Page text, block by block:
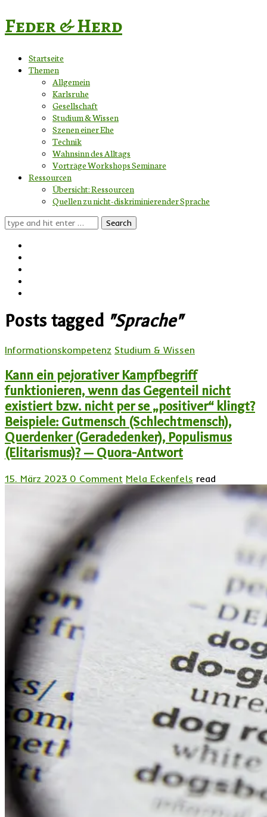
Feder & Herd
Startseite
Themen
Allgemein
Karlsruhe
Gesellschaft
Studium & Wissen
Szenen einer Ehe
Technik
Wahnsinn des Alltags
Vorträge Workshops Seminare
Ressourcen
Übersicht: Ressourcen
Quellen zu nicht-diskriminierender Sprache
Search
for:
Posts tagged "Sprache"
Informationskompetenz Studium & Wissen
Kann ein pejorativer Kampfbegriff
funktionieren, wenn das Gegenteil nicht
existiert bzw. nicht per se „positiver“ klingt?
Beispiele: Gutmensch (Schlechtmensch),
Querdenker (Geradedenker), Populismus
(Elitarismus)? — Quora-Antwort
15. März 2023 0 Comment Mela Eckenfels read